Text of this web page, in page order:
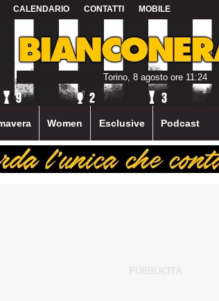
CALENDARIO CONTATTI MOBILE
Torino, 8 agosto ore 11:24
Women Esclusive Podcast